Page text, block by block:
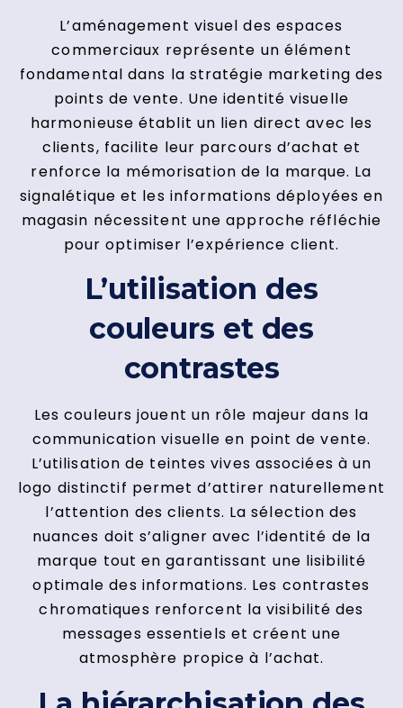
L’aménagement visuel des espaces
commerciaux représente un élément
fondamental dans la stratégie marketing des
points de vente. Une identité visuelle
harmonieuse établit un lien direct avec les
clients, facilite leur parcours d’achat et
renforce la mémorisation de la marque. La
signalétique et les informations déployées en
magasin nécessitent une approche réfléchie
pour optimiser l’expérience client.
L’utilisation des
couleurs et des
contrastes
Les couleurs jouent un rôle majeur dans la
communication visuelle en point de vente.
L’utilisation de teintes vives associées à un
logo distinctif permet d’attirer naturellement
l’attention des clients. La sélection des
nuances doit s’aligner avec l’identité de la
marque tout en garantissant une lisibilité
optimale des informations. Les contrastes
chromatiques renforcent la visibilité des
messages essentiels et créent une
atmosphère propice à l’achat.